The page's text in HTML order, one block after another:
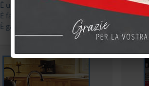
È un prodotto eco-compatibile
È facile da pulire
È garantito 10 anni ed un prodotto Made in